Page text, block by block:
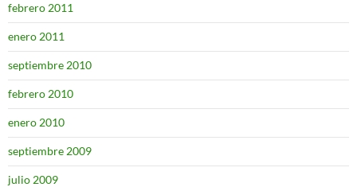
febrero 2011
enero 2011
septiembre 2010
febrero 2010
enero 2010
septiembre 2009
julio 2009